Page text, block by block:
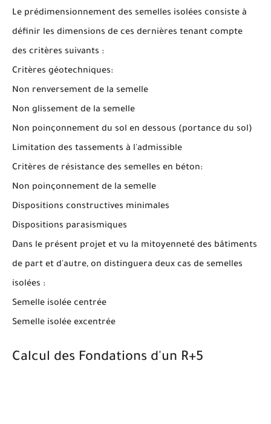
Le prédimensionnement des semelles isolées consiste à
définir les dimensions de ces dernières tenant compte
des critères suivants :
Critères géotechniques:
Non renversement de la semelle
Non glissement de la semelle
Non poinçonnement du sol en dessous (portance du sol)
Limitation des tassements à l'admissible
Critères de résistance des semelles en béton:
Non poinçonnement de la semelle
Dispositions constructives minimales
Dispositions parasismiques
Dans le présent projet et vu la mitoyenneté des bâtiments
de part et d'autre, on distinguera deux cas de semelles
isolées :
Semelle isolée centrée
Semelle isolée excentrée
Calcul des Fondations d'un R+5